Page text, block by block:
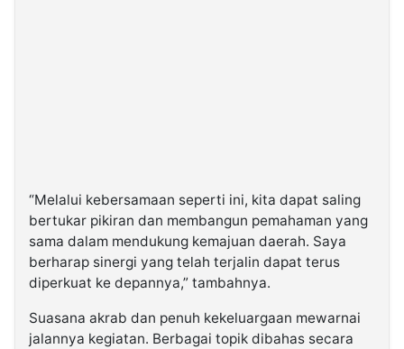
“Melalui kebersamaan seperti ini, kita dapat saling
bertukar pikiran dan membangun pemahaman yang
sama dalam mendukung kemajuan daerah. Saya
berharap sinergi yang telah terjalin dapat terus
diperkuat ke depannya,” tambahnya.
Suasana akrab dan penuh kekeluargaan mewarnai
jalannya kegiatan. Berbagai topik dibahas secara